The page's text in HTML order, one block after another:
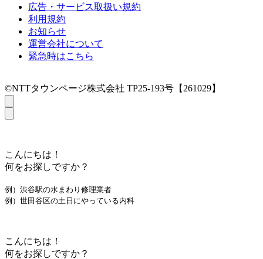
広告・サービス取扱い規約
利用規約
お知らせ
運営会社について
緊急時はこちら
©NTTタウンページ株式会社 TP25-193号【261029】
こんにちは！
何をお探しですか？
例）渋谷駅の水まわり修理業者
例）世田谷区の土日にやっている内科
こんにちは！
何をお探しですか？